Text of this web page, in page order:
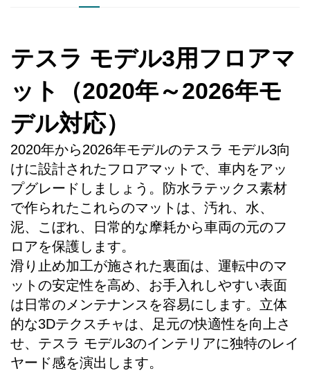
テスラ モデル3用フロアマ
ット（2020年～2026年モ
デル対応）
2020年から2026年モデルのテスラ モデル3向
けに設計されたフロアマットで、車内をアッ
プグレードしましょう。防水ラテックス素材
で作られたこれらのマットは、汚れ、水、
泥、こぼれ、日常的な摩耗から車両の元のフ
ロアを保護します。
滑り止め加工が施された裏面は、運転中のマ
ットの安定性を高め、お手入れしやすい表面
は日常のメンテナンスを容易にします。立体
的な3Dテクスチャは、足元の快適性を向上さ
せ、テスラ モデル3のインテリアに独特のレイ
ヤード感を演出します。